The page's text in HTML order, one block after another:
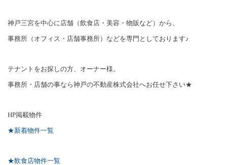
神戸三宮を中心に店舗（飲食店・美容・物販など）から、
事務所（オフィス・店舗事務所）などを専門としております♪
テナントをお探しの方、オーナー様。
事務所・店舗の事なら神戸の不動産株式会社へお任せ下さい★
HP掲載物件
★新着物件一覧
★飲食店物件一覧